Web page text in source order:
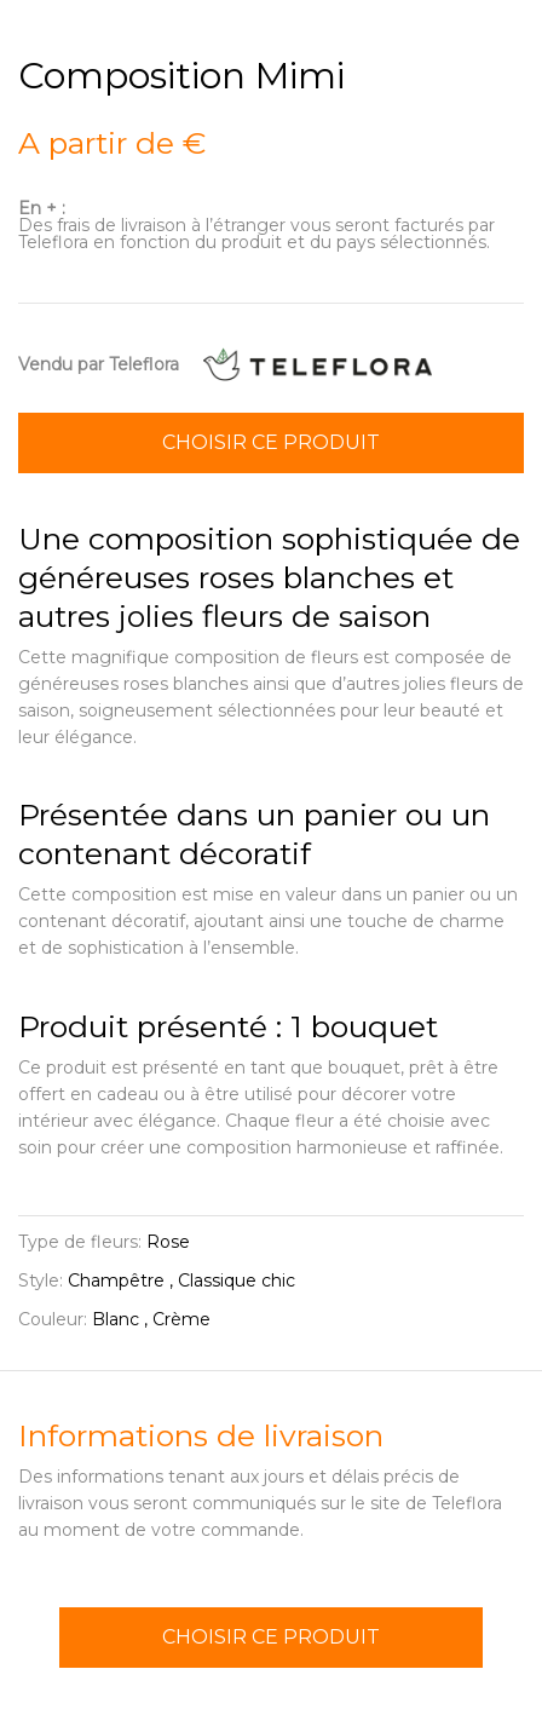
Composition Mimi
A partir de €
En + :
Des frais de livraison à l’étranger vous seront facturés par
Teleflora en fonction du produit et du pays sélectionnés.
Vendu par Teleflora
CHOISIR CE PRODUIT
Une composition sophistiquée de
généreuses roses blanches et
autres jolies fleurs de saison
Cette magnifique composition de fleurs est composée de
généreuses roses blanches ainsi que d’autres jolies fleurs de
saison, soigneusement sélectionnées pour leur beauté et
leur élégance.
Présentée dans un panier ou un
contenant décoratif
Cette composition est mise en valeur dans un panier ou un
contenant décoratif, ajoutant ainsi une touche de charme
et de sophistication à l’ensemble.
Produit présenté : 1 bouquet
Ce produit est présenté en tant que bouquet, prêt à être
offert en cadeau ou à être utilisé pour décorer votre
intérieur avec élégance. Chaque fleur a été choisie avec
soin pour créer une composition harmonieuse et raffinée.
Type de fleurs: Rose
Style: Champêtre , Classique chic
Couleur: Blanc , Crème
Informations de livraison
Des informations tenant aux jours et délais précis de
livraison vous seront communiqués sur le site de Teleflora
au moment de votre commande.
CHOISIR CE PRODUIT